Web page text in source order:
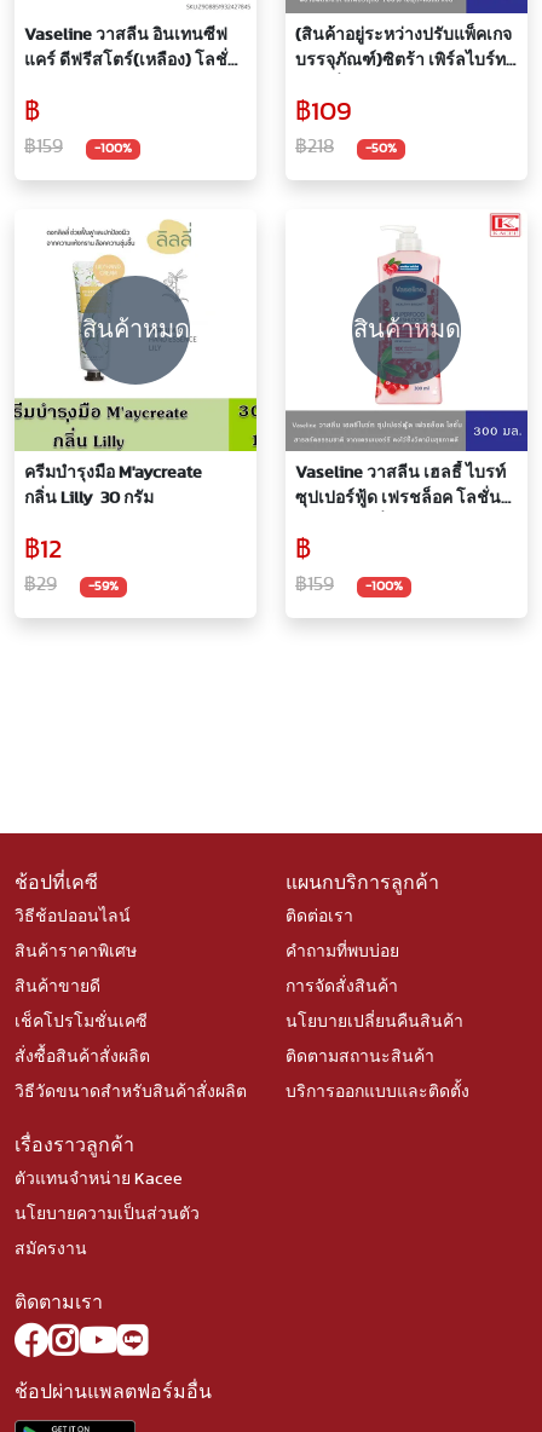
Vaseline วาสลีน อินเทนซีฟ
แคร์ ดีฟรีสโตร์(เหลือง) โลชั่น
฿
฿159 -100%
(สินค้าอยู่ระหว่างปรับแพ็คเกจ
บรรจุภัณฑ์)ซิตร้า เพิร์ลไบร์ทยู
ไข่มุก+คอลลาเจน 300
มล.Citra AHA Pearl Bright UV
฿109
฿218 -50%
สินค้าหมด
ครีมบำรุงมือ M'aycreate
กลิ่น Lilly 30 กรัม
฿12
฿29 -59%
สินค้าหมด
Vaseline วาสลีน เฮลธี้ ไบรท์
ซุปเปอร์ฟู้ด เฟรชล็อค โลชั่น
Bright Super Food Fresh
฿
฿159 -100%
ช้อปที่เคซี
วิธีช้อปออนไลน์
สินค้าราคาพิเศษ
สินค้าขายดี
เช็คโปรโมชั่นเคซี
สั่งซื้อสินค้าสั่งผลิต
วิธีวัดขนาดสำหรับสินค้าสั่งผลิต
แผนกบริการลูกค้า
ติดต่อเรา
คำถามที่พบบ่อย
การจัดสั่งสินค้า
นโยบายเปลี่ยนคืนสินค้า
ติดตามสถานะสินค้า
บริการออกแบบและติดตั้ง
เรื่องราวลูกค้า
ตัวแทนจำหน่าย Kacee
นโยบายความเป็นส่วนตัว
สมัครงาน
ติดตามเรา
ช้อปผ่านแพลตฟอร์มอื่น